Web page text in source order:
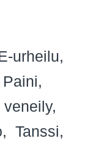
urheilu
Paini
veneily
Tanssi